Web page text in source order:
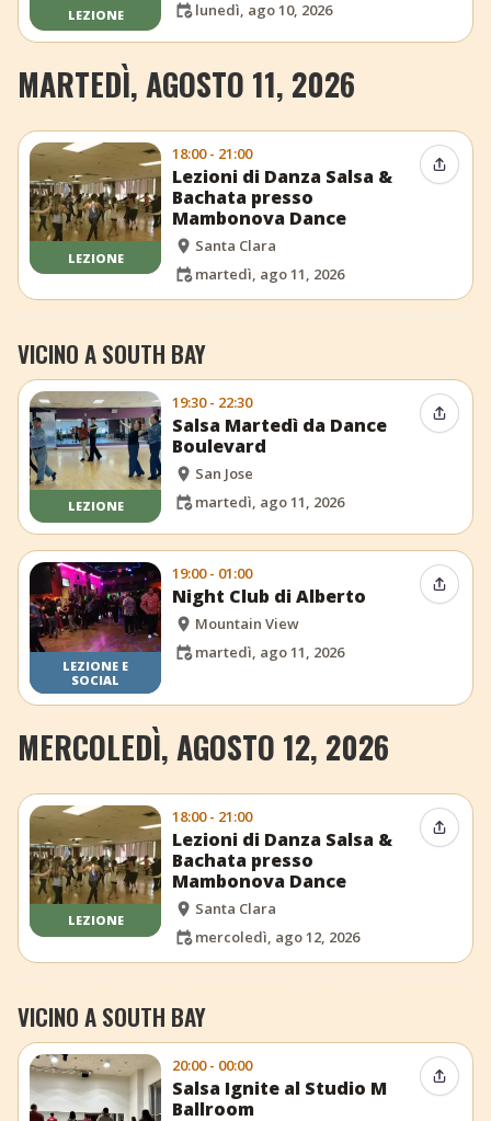
LEZIONE lunedì, ago 10, 2026
MARTEDÌ, AGOSTO 11, 2026
LEZIONE
18:00 - 21:00
Lezioni di Danza Salsa &
Bachata presso
Mambonova Dance
Santa Clara
martedì, ago 11, 2026
VICINO A SOUTH BAY
LEZIONE
19:30 - 22:30
Salsa Martedì da Dance
Boulevard
San Jose
martedì, ago 11, 2026
LEZIONE E
SOCIAL
19:00 - 01:00
Night Club di Alberto
Mountain View
martedì, ago 11, 2026
MERCOLEDÌ, AGOSTO 12, 2026
LEZIONE
18:00 - 21:00
Lezioni di Danza Salsa &
Bachata presso
Mambonova Dance
Santa Clara
mercoledì, ago 12, 2026
VICINO A SOUTH BAY
20:00 - 00:00
Salsa Ignite al Studio M
Ballroom